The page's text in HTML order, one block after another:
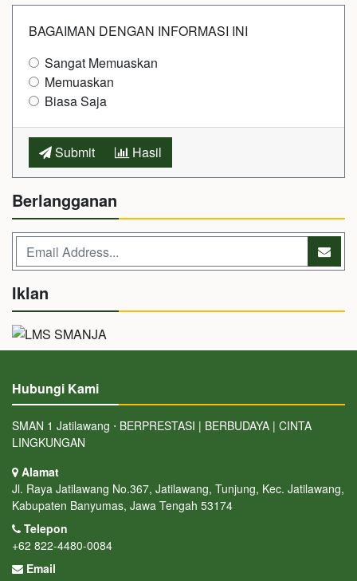
BAGAIMAN DENGAN INFORMASI INI
Sangat Memuaskan
Memuaskan
Biasa Saja
Submit Hasil
Berlangganan
Iklan
Hubungi Kami
SMAN 1 Jatilawang ⋅ BERPRESTASI | BERBUDAYA | CINTA
LINGKUNGAN
Alamat
Jl. Raya Jatilawang No.367, Jatilawang, Tunjung, Kec. Jatilawang,
Kabupaten Banyumas, Jawa Tengah 53174
Telepon
+62 822-4480-0084
Email